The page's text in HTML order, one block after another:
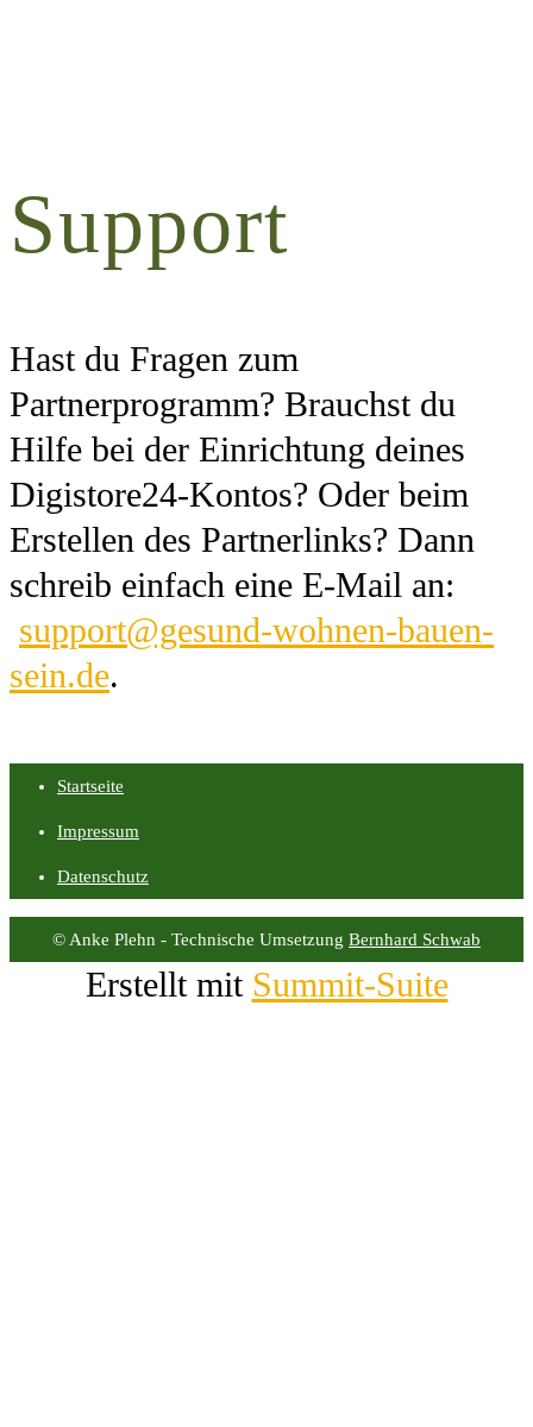
Support
Hast du Fragen zum
Partnerprogramm? Brauchst du
Hilfe bei der Einrichtung deines
Digistore24-Kontos? Oder beim
Erstellen des Partnerlinks? Dann
schreib einfach eine E-Mail an:
support@gesund-wohnen-bauen-
sein.de.
Startseite
Impressum
Datenschutz
© Anke Plehn - Technische Umsetzung Bernhard Schwab
Erstellt mit Summit-Suite